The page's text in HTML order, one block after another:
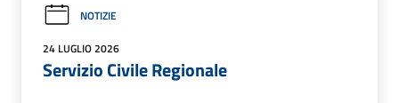
NOTIZIE
24 LUGLIO 2026
Servizio Civile Regionale